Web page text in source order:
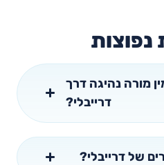
נפוצות
מורה נהיגה דרך
דרייבלי?
של דרייבלי?